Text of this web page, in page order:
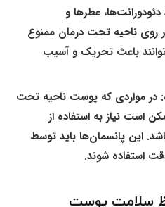
عطرها و
روی ناحیه تحت درمان ممنوع
باعث تحریک و آسیب
در مواردی که پوست ناحیه تحت
است نیاز به استفاده از
این پانسمان‌ها باید توسط
استفاده شوند.
سلامت پوست